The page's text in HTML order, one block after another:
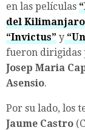
en las películas
del
“Invictus” y
fueron dirigidas
Josep Maria
Asensio.
Por su lado, los
Jaume Castro